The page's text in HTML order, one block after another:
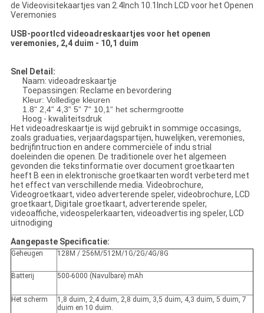
de Videovisitekaartjes van 2.4Inch 10.1Inch LCD voor het Openen
Veremonies
USB-poortlcd videoadreskaartjes voor het openen
veremonies, 2,4 duim - 10,1 duim
Snel Detail:
Naam: videoadreskaartje
Toepassingen: Reclame en bevordering
Kleur: Volledige kleuren
1.8“ 2,4“ 4,3“ 5“ 7“ 10,1“ het schermgrootte
Hoog - kwaliteitsdruk
Het videoadreskaartje is wijd gebruikt in sommige occasings,
zoals graduaties, verjaardagspartijen, huwelijken, veremonies,
bedrijfintruction en andere commerciële of indu strial
doeleinden die openen. De traditionele over het algemeen
gevonden die tekstinformatie over document groetkaarten
heeft B een in elektronische groetkaarten wordt verbeterd met
het effect van verschillende media. Videobrochure,
Videogroetkaart, video adverterende speler, videobrochure, LCD
groetkaart, Digitale groetkaart, adverterende speler,
videoaffiche, videospelerkaarten, videoadvertis ing speler, LCD
uitnodiging
Aangepaste Specificatie:
Geheugen 128M / 256M/512M/1G/2G/4G/8G
Batterij 500-6000 (Navulbare) mAh
Het scherm
1,8 duim, 2,4 duim, 2,8 duim, 3,5 duim, 4,3 duim, 5 duim, 7
duim en 10 duim.